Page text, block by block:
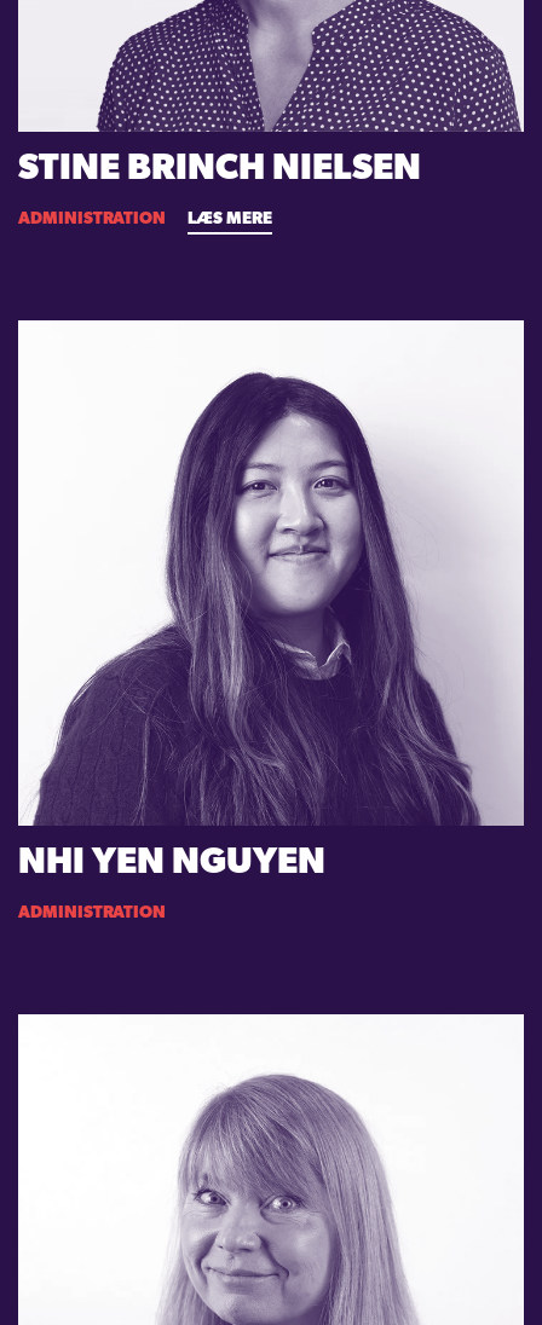
STINE BRINCH NIELSEN
ADMINISTRATION LÆS MERE
NHI YEN NGUYEN
ADMINISTRATION